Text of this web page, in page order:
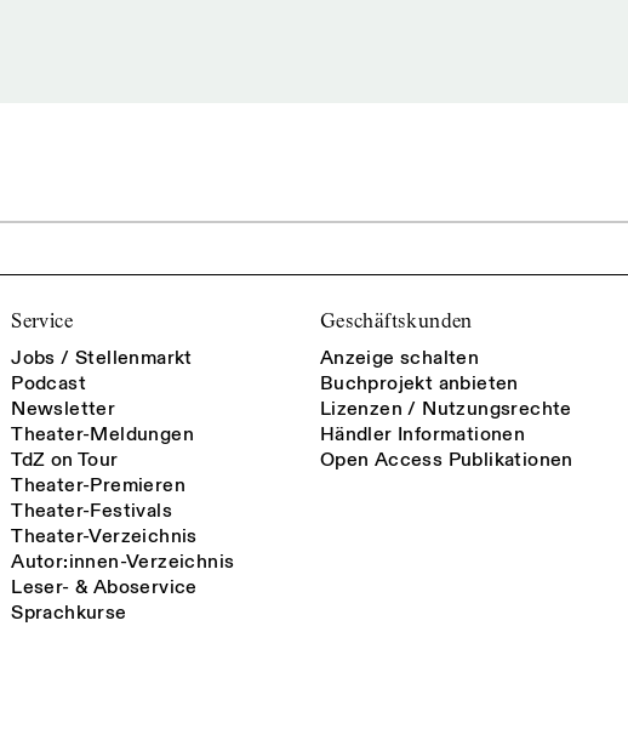
Service
Jobs / Stellenmarkt
Podcast
Newsletter
Theater-Meldungen
TdZ on Tour
Theater-Premieren
Theater-Festivals
Theater-Verzeichnis
Autor:innen-Verzeichnis
Leser- & Aboservice
Sprachkurse
Geschäftskunden
Anzeige schalten
Buchprojekt anbieten
Lizenzen / Nutzungsrechte
Händler Informationen
Open Access Publikationen